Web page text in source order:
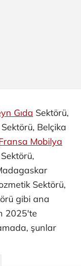
Gıda Sektörü,
Belçika
Mobilya
Sektörü,
gibi ana
2025'te
şunlar